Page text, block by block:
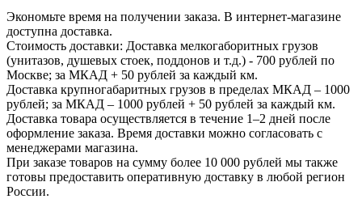
Экономьте время на получении заказа. В интернет-магазине
доступна доставка.
Стоимость доставки: Доставка мелкогаборитных грузов
(унитазов, душевых стоек, поддонов и т.д.) - 700 рублей по
Москве; за МКАД + 50 рублей за каждый км.
Доставка крупногабаритных грузов в пределах МКАД – 1000
рублей; за МКАД – 1000 рублей + 50 рублей за каждый км.
Доставка товара осуществляется в течение 1–2 дней после
оформление заказа. Время доставки можно согласовать с
менеджерами магазина.
При заказе товаров на сумму более 10 000 рублей мы также
готовы предоставить оперативную доставку в любой регион
России.